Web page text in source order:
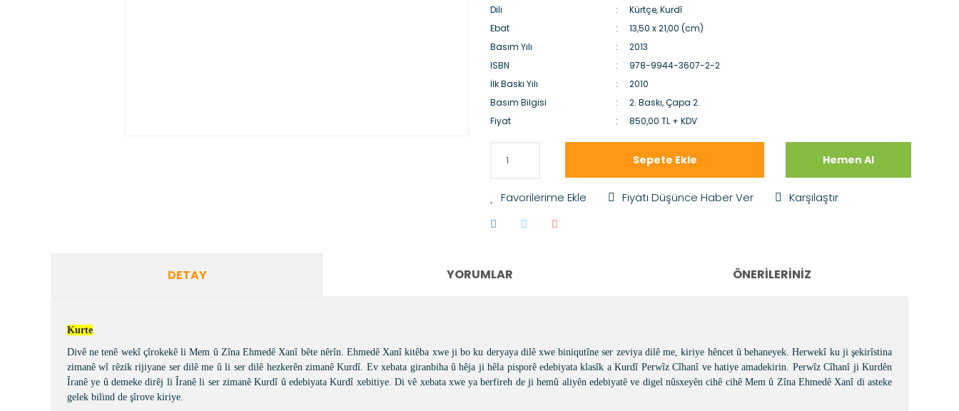
Dili
Kürtçe, Kurdî
Ebat
13,50 x 21,00 (cm)
Basım Yılı
2013
ISBN
978-9944-3607-2-2
İlk Baskı Yılı
2010
Basım Bilgisi
2. Baskı, Çapa 2.
Fiyat
850,00 TL + KDV
Sepete Ekle Hemen Al
Fiyatı Düşünce Haber Ver Karşılaştır
DETAY YORUMLAR ÖNERILERINIZ
Kurte
Divê ne tenê wekî çîrokekê li Mem û Zîna Ehmedê Xanî bête nêrîn. Ehmedê Xanî kitêba xwe ji bo ku deryaya dilê xwe biniqutîne ser zeviya dilê me, kiriye hêncet û behaneyek. Herwekî ku ji şekirîstina
zimanê wî rêzik rijiyane ser dilê me û li ser dilê hezkerên zimanê Kurdî. Ev xebata giranbiha û hêja ji hêla pisporê edebiyata klasîk a Kurdî Perwîz Cîhanî ve hatiye amadekirin. Perwîz Cîhanî ji Kurdên
Îranê ye û demeke dirêj li Îranê li ser zimanê Kurdî û edebiyata Kurdî xebitiye. Di vê xebata xwe ya berfireh de ji hemû aliyên edebiyatê ve digel nûsxeyên cihê cihê Mem û Zîna Ehmedê Xanî di asteke
gelek bilind de şîrove kiriye.